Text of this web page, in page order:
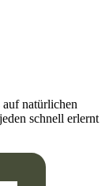
natürlichen
schnell erlernt